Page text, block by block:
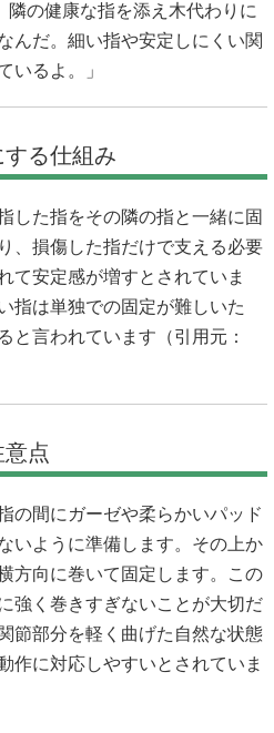
隣の健康な指を添え木代わりに
んだ。細い指や安定しにくい関
いるよ。」
する仕組み
した指をその隣の指と一緒に固
、損傷した指だけで支える必要
て安定感が増すとされていま
指は単独での固定が難しいた
と言われています（引用元：
意点
の間にガーゼや柔らかいパッド
いように準備します。その上か
方向に巻いて固定します。この
強く巻きすぎないことが大切だ
節部分を軽く曲げた自然な状態
作に対応しやすいとされていま